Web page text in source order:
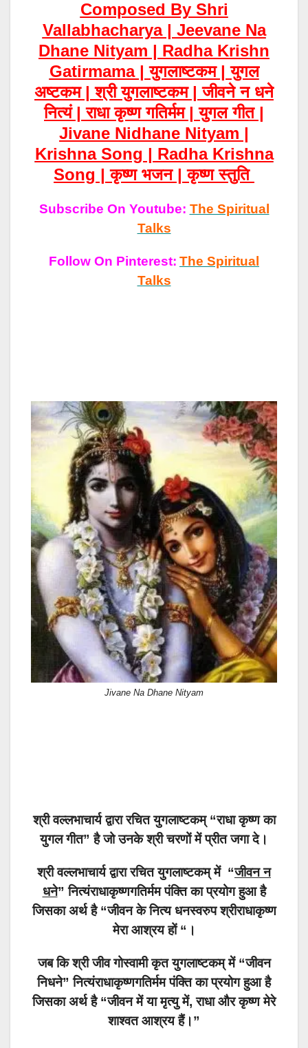
Composed By Shri
Vallabhacharya | Jeevane Na
Dhane Nityam | Radha Krishn
Gatirmama | युगलाष्टकम | युगल
अष्टकम | श्री युगलाष्टकम | जीवने न धने
नित्यं | राधा कृष्ण गतिर्मम | युगल गीत |
Jivane Nidhane Nityam |
Krishna Song | Radha Krishna
Song | कृष्ण भजन | कृष्ण स्तुति
Subscribe On Youtube: The Spiritual
Talks
Follow On Pinterest: The Spiritual
Talks
Jivane Na Dhane Nityam
श्री वल्लभाचार्य द्वारा रचित युगलाष्टकम् “राधा कृष्ण का
युगल गीत” है जो उनके श्री चरणों में प्रीत जगा दे।
श्री वल्लभाचार्य द्वारा रचित युगलाष्टकम् में “जीवन न
धने” नित्यंराधाकृष्णगतिर्मम पंक्ति का प्रयोग हुआ है
जिसका अर्थ है “जीवन के नित्य धनस्वरुप श्रीराधाकृष्ण
मेरा आश्रय हों “।
जब कि श्री जीव गोस्वामी कृत युगलाष्टकम् में “जीवन
निधने” नित्यंराधाकृष्णगतिर्मम पंक्ति का प्रयोग हुआ है
जिसका अर्थ है“जीवन में या मृत्यु में, राधा और कृष्ण मेरे
शाश्वत आश्रय हैं।”